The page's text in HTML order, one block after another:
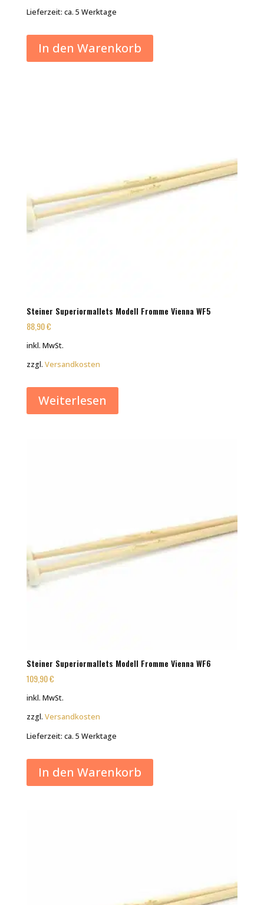
Lieferzeit: ca. 5 Werktage
In den Warenkorb
Steiner Superiormallets Modell Fromme Vienna WF5
88,90€
inkl. MwSt.
zzgl. Versandkosten
Weiterlesen
Steiner Superiormallets Modell Fromme Vienna WF6
109,90€
inkl. MwSt.
zzgl. Versandkosten
Lieferzeit: ca. 5 Werktage
In den Warenkorb